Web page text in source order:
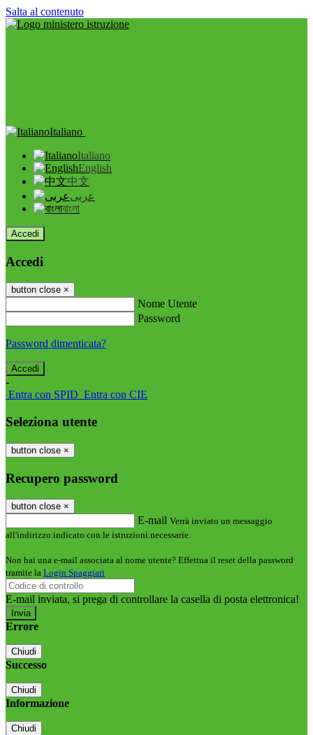
Salta al contenuto
Italiano
Italiano
English
中文
عربى
বাংলা
Accedi
Accedi
button close ×
Nome Utente
Password
Password dimenticata?
-
Entra con SPID Entra con CIE
Seleziona utente
button close ×
Recupero password
button close ×
E-mail Verrà inviato un messaggio
all'indirizzo indicato con le istruzioni necessarie.
Non hai una e-mail associata al nome utente? Effettua il reset della password
tramite la Login Spaggiari
E-mail inviata, si prega di controllare la casella di posta elettronica!
Errore
Chiudi
Successo
Chiudi
Informazione
Chiudi